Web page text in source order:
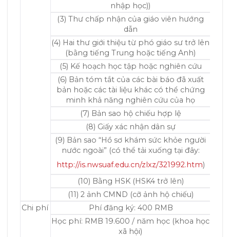
nhập học))
(3) Thư chấp nhận của giáo viên hướng
dẫn
(4) Hai thư giới thiệu từ phó giáo sư trở lên
(bằng tiếng Trung hoặc tiếng Anh)
(5) Kế hoạch học tập hoặc nghiên cứu
(6) Bản tóm tắt của các bài báo đã xuất
bản hoặc các tài liệu khác có thể chứng
minh khả năng nghiên cứu của họ
(7) Bản sao hộ chiếu hợp lệ
(8) Giấy xác nhận dân sự
(9) Bản sao “Hồ sơ khám sức khỏe người
nước ngoài” (có thể tải xuống tại đây:
http://is.nwsuaf.edu.cn/zlxz/321992.htm)
(10) Bằng HSK (HSK4 trở lên)
(11) 2 ảnh CMND (cỡ ảnh hộ chiếu)
Chi phí
Phí đăng ký: 400 RMB
Học phí: RMB 19.600 / năm học (khoa học
xã hội)